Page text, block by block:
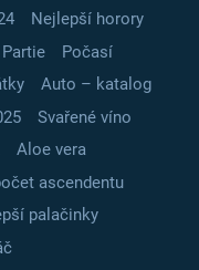
Nejlepší horory
Partie
Počasí
Auto – katalog
Svařené víno
Aloe vera
ascendentu
palačinky